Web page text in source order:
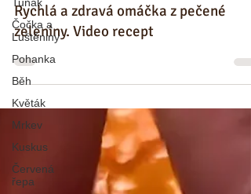
Čočka a
Luštěniny
Pohanka
Běh
Květák
Mrkev
Kuskus
Červená
řepa
Rychlá a zdravá omáčka z pečené
zeleniny. Video recept